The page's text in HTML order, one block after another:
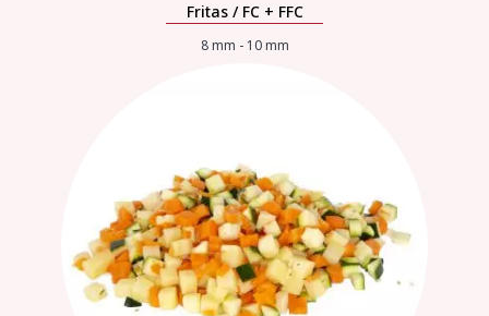
Fritas / FC + FFC
8 mm - 10 mm